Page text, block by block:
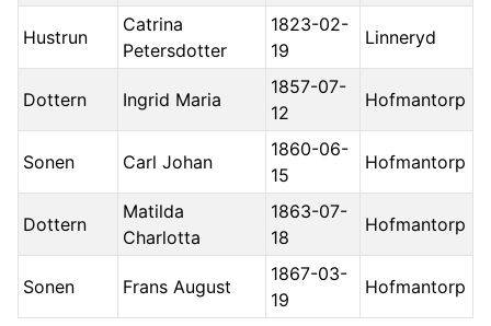
Hustrun
Catrina
Petersdotter
1823-02-
19
Linneryd
Dottern Ingrid Maria
1857-07-
12
Hofmantorp
Sonen Carl Johan
1860-06-
15
Hofmantorp
Dottern
Matilda
Charlotta
1863-07-
18
Hofmantorp
Sonen Frans August
1867-03-
19
Hofmantorp